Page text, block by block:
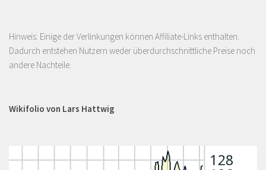
Hinweis: Einige der Verlinkungen können Affiliate-Links enthalten.
Dadurch entstehen Nutzern weder überdurchschnittliche Preise noch
andere Nachteile.
Wikifolio von Lars Hattwig